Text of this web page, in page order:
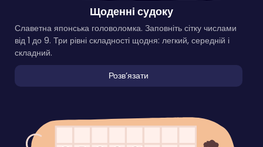
Щоденні судоку
Славетна японська головоломка. Заповніть сітку числами
від 1 до 9. Три рівні складності щодня: легкий, середній і
складний.
Розвʼязати